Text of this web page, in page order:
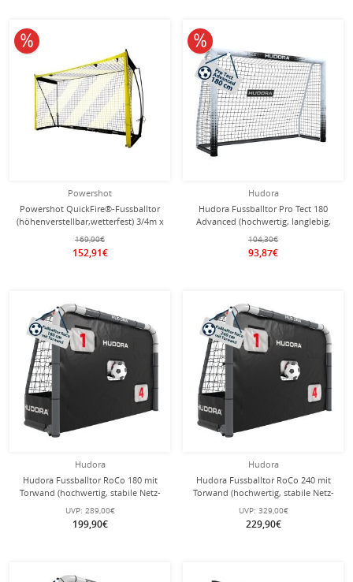
Powershot
Powershot QuickFire®-Fussballtor
(höhenverstellbar,wetterfest) 3/4m x
1,5/2m
169,90€
152,91€
10% reduziert
Hudora
Hudora Fussballtor Pro Tect 180
Advanced (hochwertig, langlebig,
einfacher Aufbau) weiss -
180x120x60cm
104,30€
93,87€
10% reduziert
Hudora
Hudora Fussballtor RoCo 180 mit
Torwand (hochwertig, stabile Netz-
und Bodenverankerung,
Punktzähler) schwarz -
180x120x60cm
UVP: 289,00€
199,90€
Hudora
Hudora Fussballtor RoCo 240 mit
Torwand (hochwertig, stabile Netz-
und Bodenverankerung,
Punktzähler) schwarz -
240x160x85cm
UVP: 329,00€
229,90€